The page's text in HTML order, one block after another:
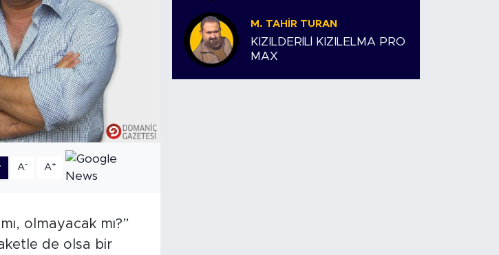
A- A+
olmayacak mı?”
de olsa bir
M. TAHIR TURAN
KIZILDERİLİ KIZILELMA PRO
MAX